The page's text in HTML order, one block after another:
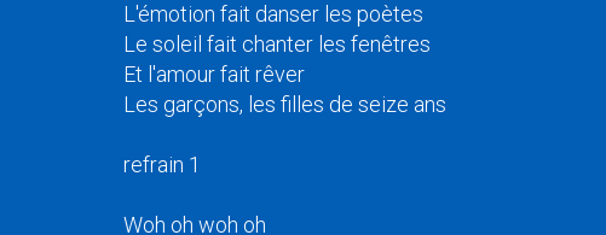
L'émotion fait danser les poètes
Le soleil fait chanter les fenêtres
Et l'amour fait rêver
Les garçons, les filles de seize ans
refrain 1
Woh oh woh oh